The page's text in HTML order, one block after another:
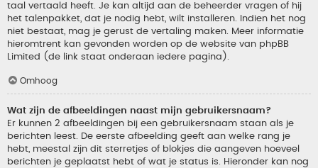
taal vertaald heeft. Je kan altijd aan de beheerder vragen of hij
het talenpakket, dat je nodig hebt, wilt installeren. Indien het nog
niet bestaat, mag je gerust de vertaling maken. Meer informatie
hieromtrent kan gevonden worden op de website van phpBB
Limited (de link staat onderaan iedere pagina).
Omhoog
Wat zijn de afbeeldingen naast mijn gebruikersnaam?
Er kunnen 2 afbeeldingen bij een gebruikersnaam staan als je
berichten leest. De eerste afbeelding geeft aan welke rang je
hebt, meestal zijn dit sterretjes of blokjes die aangeven hoeveel
berichten je geplaatst hebt of wat je status is. Hieronder kan nog